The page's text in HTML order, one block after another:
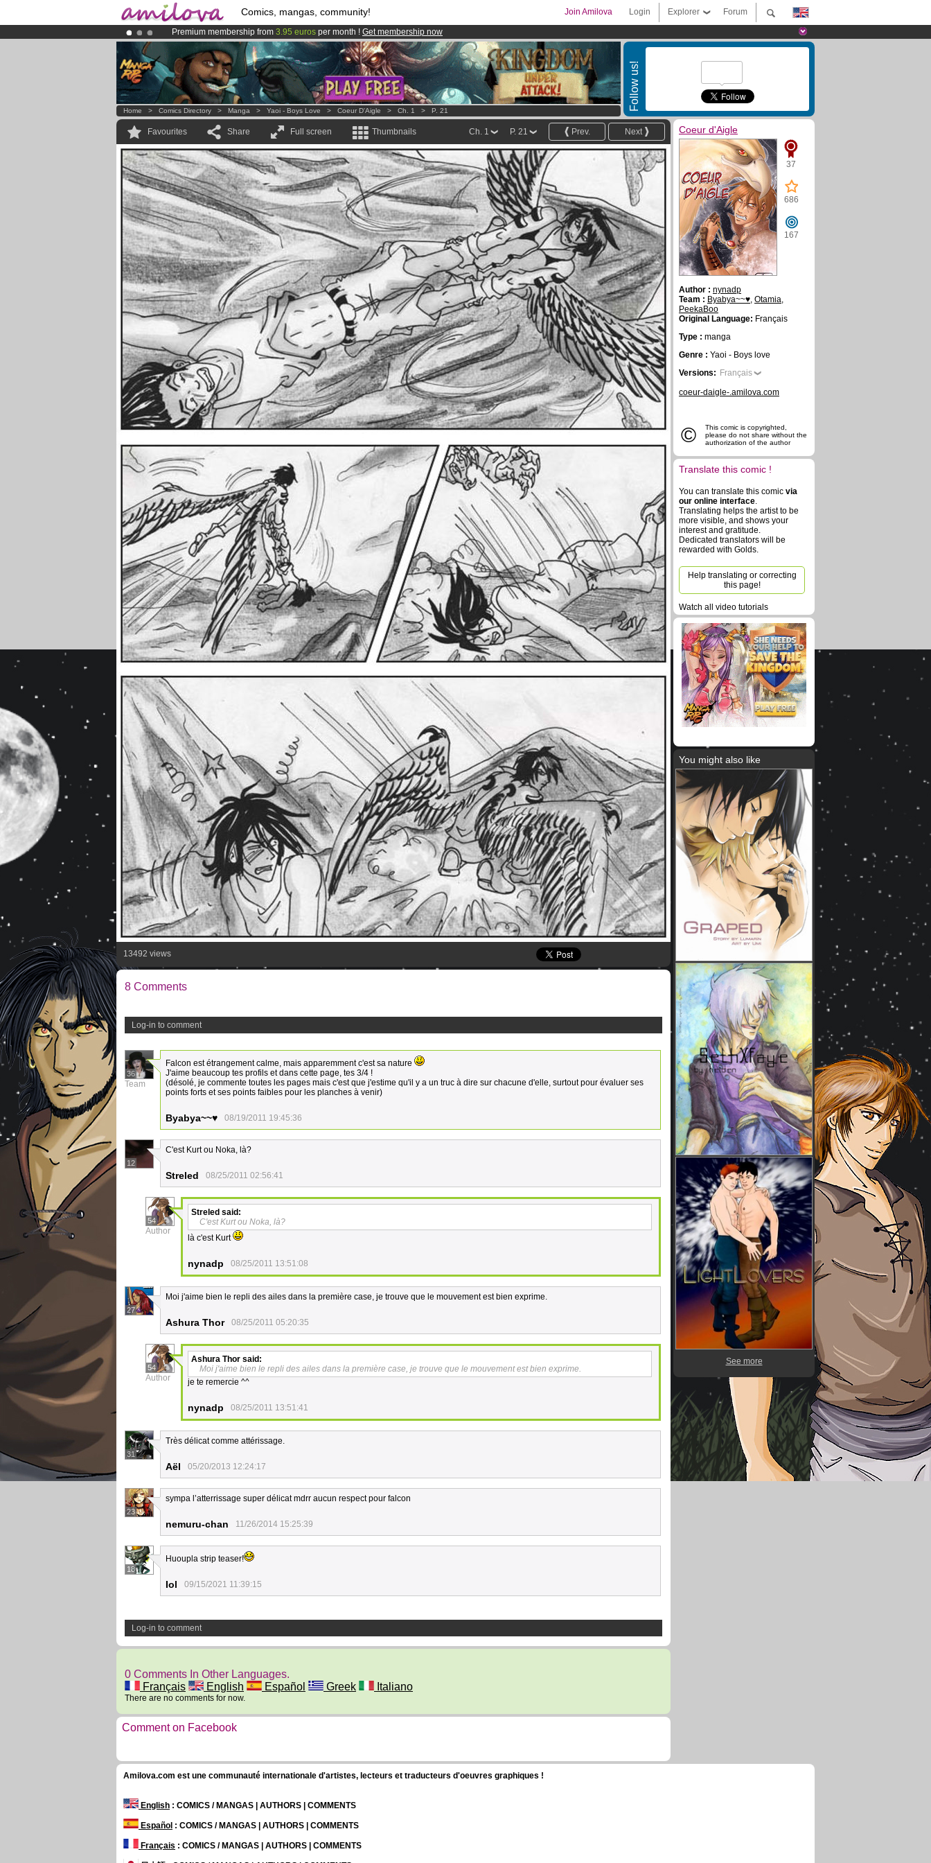
Comics, mangas, community! Forum
Explorer
Login
Join Amilova
Premium membership from 3.95 euros per month ! Get membership now
AmilovaKickstarter is now LIVE!.
Already 100000 membersand 1000 comics & mangas!.
Follow us!
Home > Comics Directory > Manga > Yaoi - Boys Love > Coeur D'Aigle > Ch. 1 > P. 21
Favourites Share Full screen Thumbnails Next
Prev.
P. 21
Ch. 1
13492 views
8 Comments
Log-in to comment
36
Team
Falcon est étrangement calme, mais apparemment c'est sa nature
J'aime beaucoup tes profils et dans cette page, tes 3/4 !
(désolé, je commente toutes les pages mais c'est que j'estime qu'il y a un truc à dire sur chacune d'elle, surtout pour évaluer ses
points forts et ses points faibles pour les planches à venir)
Byabya~~♥ 08/19/2011 19:45:36
12
C'est Kurt ou Noka, là?
Streled 08/25/2011 02:56:41
54
Author
Streled said:
C'est Kurt ou Noka, là?
là c'est Kurt
nynadp 08/25/2011 13:51:08
27
Moi j'aime bien le repli des ailes dans la première case, je trouve que le mouvement est bien exprime.
Ashura Thor 08/25/2011 05:20:35
54
Author
Ashura Thor said:
Moi j'aime bien le repli des ailes dans la première case, je trouve que le mouvement est bien exprime.
je te remercie ^^
nynadp 08/25/2011 13:51:41
31
Très délicat comme attérissage.
Aël 05/20/2013 12:24:17
23
sympa l’atterrissage super délicat mdrr aucun respect pour falcon
nemuru-chan 11/26/2014 15:25:39
18
Huoupla strip teaser!
Iol 09/15/2021 11:39:15
Log-in to comment
0 Comments In Other Languages.
Français
English Español Greek Italiano
There are no comments for now.
Comment on Facebook
Coeur d'Aigle
37
686
167
Author : nynadp
Team : Byabya~~♥, Otamia,
PeekaBoo
Original Language: Français
Type : manga
Genre : Yaoi - Boys love
Versions: Français
coeur-daigle-.amilova.com
©
This comic is copyrighted,
please do not share without the
authorization of the author
Translate this comic !
You can translate this comic via
our online interface.
Translating helps the artist to be
more visible, and shows your
interest and gratitude.
Dedicated translators will be
rewarded with Golds.
Help translating or correcting
this page!
Watch all video tutorials
You might also like
See more
Amilova.com est une communauté internationale d'artistes, lecteurs et traducteurs d'oeuvres graphiques !
English : COMICS / MANGAS | AUTHORS | COMMENTS
Español : COMICS / MANGAS | AUTHORS | COMMENTS
Français : COMICS / MANGAS | AUTHORS | COMMENTS